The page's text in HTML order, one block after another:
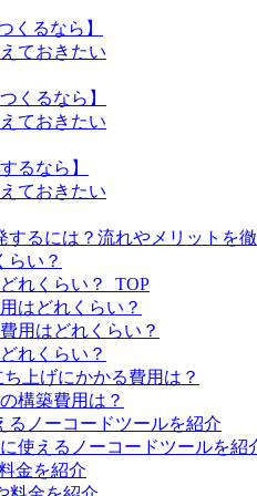
くるなら】
ておきたい
くるなら】
ておきたい
るなら】
ておきたい
するには？流れやメリットを
らい？
れくらい？_TOP
はどれくらい？
用はどれくらい？
れくらい？
上げにかかる費用は？
構築費用は？
るノーコードツールを紹介
使えるノーコードツールを紹
金を紹介